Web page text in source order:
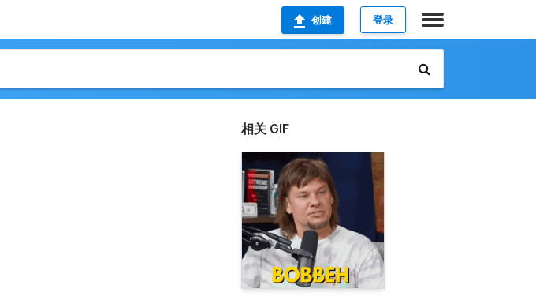
创建 登录
相关 GIF